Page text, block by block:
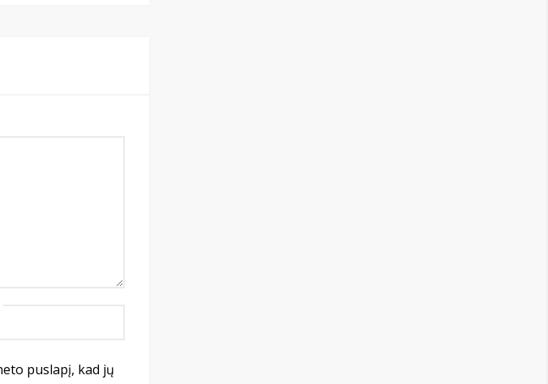
puslapį, kad jų